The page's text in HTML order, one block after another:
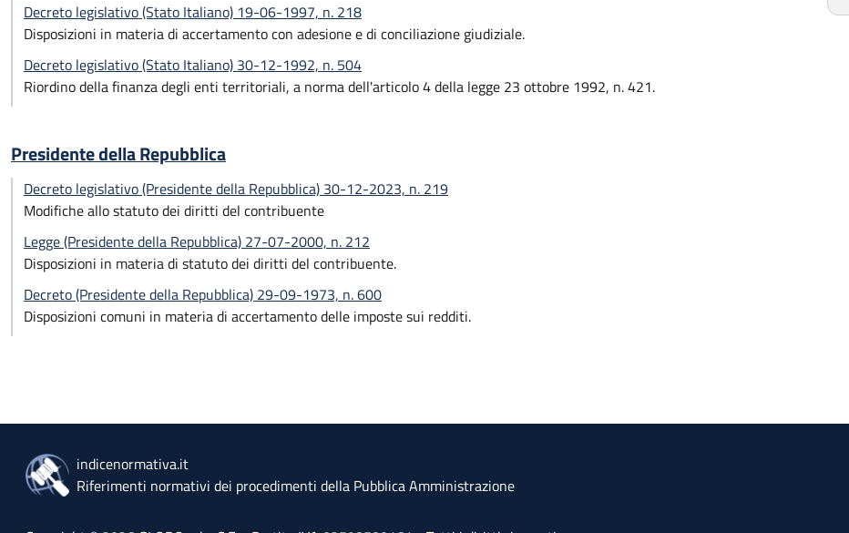
Decreto legislativo (Stato Italiano) 19-06-1997, n. 218
Disposizioni in materia di accertamento con adesione e di conciliazione giudiziale.
Decreto legislativo (Stato Italiano) 30-12-1992, n. 504
Riordino della finanza degli enti territoriali, a norma dell'articolo 4 della legge 23 ottobre 1992, n. 421.
Presidente della Repubblica
Decreto legislativo (Presidente della Repubblica) 30-12-2023, n. 219
Modifiche allo statuto dei diritti del contribuente
Legge (Presidente della Repubblica) 27-07-2000, n. 212
Disposizioni in materia di statuto dei diritti del contribuente.
Decreto (Presidente della Repubblica) 29-09-1973, n. 600
Disposizioni comuni in materia di accertamento delle imposte sui redditi.
indicenormativa.it
Riferimenti normativi dei procedimenti della Pubblica Amministrazione